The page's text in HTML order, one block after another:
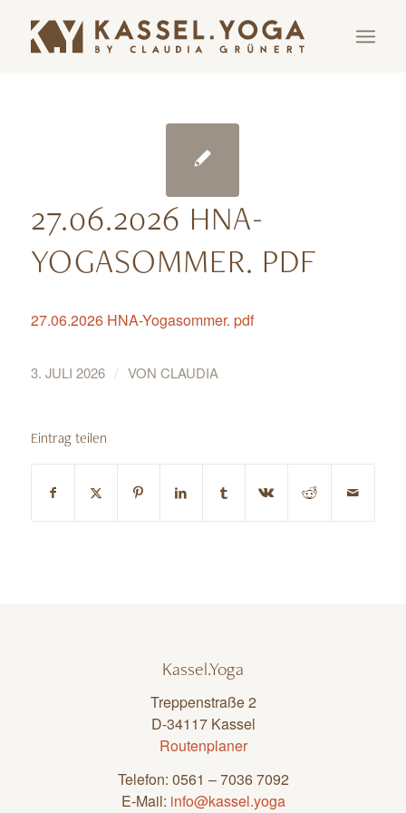
27.06.2026 HNA-
YOGASOMMER. PDF
27.06.2026 HNA-Yogasommer. pdf
3. JULI 2026 / VON CLAUDIA
Eintrag teilen
Kassel.Yoga
Treppenstraße 2
D-34117 Kassel
Routenplaner
Telefon: 0561 – 7036 7092
E-Mail: info@kassel.yoga